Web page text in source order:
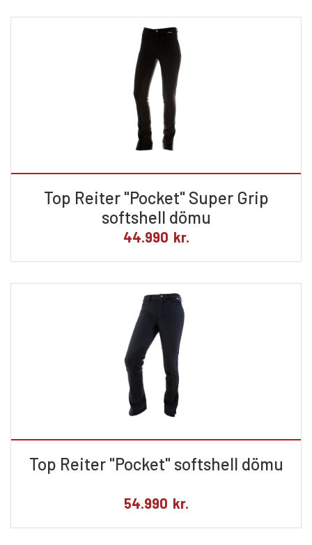
Top Reiter "Pocket" Super Grip
softshell dömu
44.990 kr.
Top Reiter "Pocket" softshell dömu
54.990 kr.